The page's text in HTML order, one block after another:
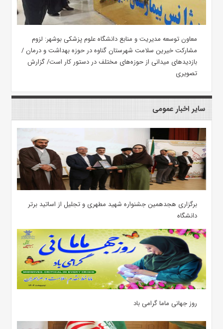
معاون توسعه مدیریت و منابع دانشگاه علوم پزشکی بوشهر: لزوم
مشارکت خیرین سلامت شهرستان گناوه در حوزه بهداشت و درمان /
بازدیدهای میدانی از حوزه‌های مختلف در دستور کار است/ گزارش
تصویری
سایر اخبار عمومی
برگزاری هجدهمین جشنواره شهید مطهری و تجلیل از اساتید برتر
دانشگاه
روز جهانی ماما گرامی باد